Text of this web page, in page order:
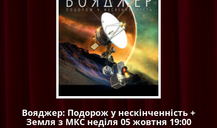
Вояджер: Подорож у нескінченність +
Земля з МКС неділя 05 жовтня 19:00